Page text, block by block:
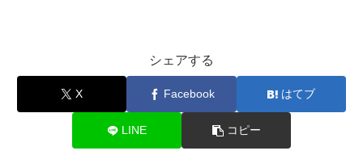
シェアする
X Facebook はてブ
LINE コピー